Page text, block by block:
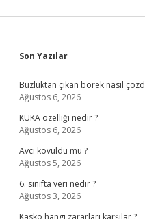
Sidebar
Son Yazılar
Buzluktan çıkan börek nasıl
Ağustos 6, 2026
KUKA özelliği nedir ?
Ağustos 6, 2026
Avcı kovuldu mu ?
Ağustos 5, 2026
6. sınıfta veri nedir ?
Ağustos 3, 2026
Kasko hangi zararları karşılar ?